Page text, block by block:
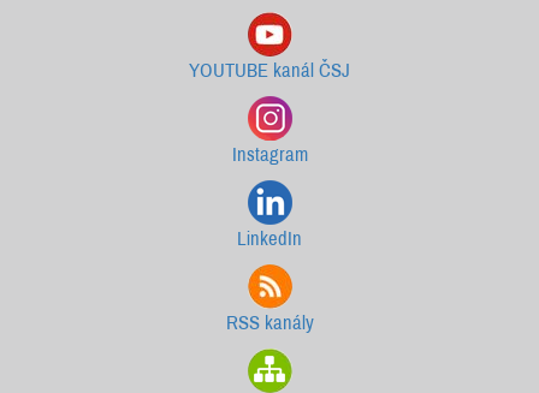
YOUTUBE kanál ČSJ
Instagram
LinkedIn
RSS kanály